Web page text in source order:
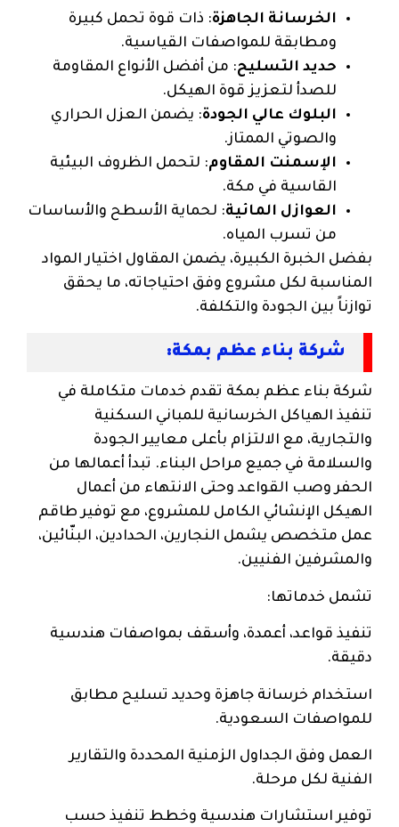
الخرسانة الجاهزة: ذات قوة تحمل كبيرة
ومطابقة للمواصفات القياسية.
حديد التسليح: من أفضل الأنواع المقاومة
للصدأ لتعزيز قوة الهيكل.
البلوك عالي الجودة: يضمن العزل الحراري
والصوتي الممتاز.
الإسمنت المقاوم: لتحمل الظروف البيئية
القاسية في مكة.
العوازل المائية: لحماية الأسطح والأساسات
من تسرب المياه.
بفضل الخبرة الكبيرة، يضمن المقاول اختيار المواد
المناسبة لكل مشروع وفق احتياجاته، ما يحقق
توازناً بين الجودة والتكلفة.
شركة بناء عظم بمكة:
شركة بناء عظم بمكة تقدم خدمات متكاملة في
تنفيذ الهياكل الخرسانية للمباني السكنية
والتجارية، مع الالتزام بأعلى معايير الجودة
والسلامة في جميع مراحل البناء. تبدأ أعمالها من
الحفر وصب القواعد وحتى الانتهاء من أعمال
الهيكل الإنشائي الكامل للمشروع، مع توفير طاقم
عمل متخصص يشمل النجارين، الحدادين، البنّائين،
والمشرفين الفنيين.
تشمل خدماتها:
تنفيذ قواعد، أعمدة، وأسقف بمواصفات هندسية
دقيقة.
استخدام خرسانة جاهزة وحديد تسليح مطابق
للمواصفات السعودية.
العمل وفق الجداول الزمنية المحددة والتقارير
الفنية لكل مرحلة.
توفير استشارات هندسية وخطط تنفيذ حسب